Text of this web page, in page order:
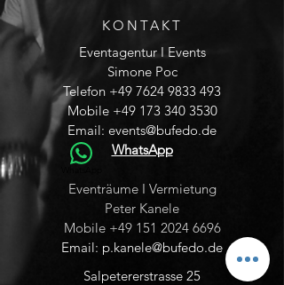
KONTAKT
Eventagentur I Events
Simone Poc
Telefon +49 7624 9833 493
Mobile +49 173 340 3530
Email: events@bufedo.de
WhatsApp
Eventräume I Vermietung
Peter Kanele
Mobile +49 151 2024 6696
Email: p.kanele@bufedo.de
Salpetererstrasse 25